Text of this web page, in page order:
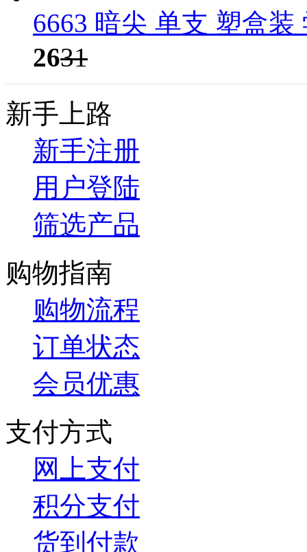
6663 暗尖 单支 塑盒
2631
新手上路
新手注册
用户登陆
筛选产品
购物指南
购物流程
订单状态
会员优惠
支付方式
网上支付
积分支付
货到付款